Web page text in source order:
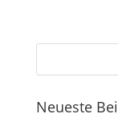
Neueste